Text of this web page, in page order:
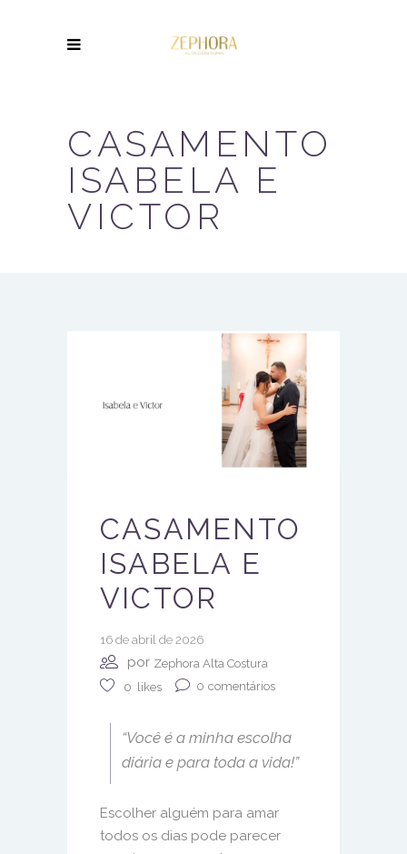
CASAMENTO
ISABELA E
VICTOR
CASAMENTO
ISABELA E
VICTOR
16 de abril de 2026
por Zephora Alta Costura
0 likes 0 comentários
“Você é a minha escolha
diária e para toda a vida!”
Escolher alguém para amar
todos os dias pode parecer